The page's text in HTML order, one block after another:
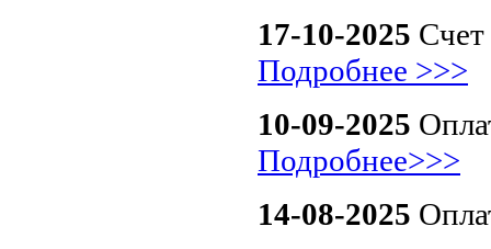
17-10-2025
Подробнее >>>
10-09-2025
Подробнее>>>
14-08-2025